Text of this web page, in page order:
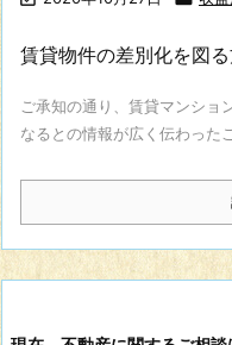
賃貸物件の差別化を図
ご承知の通り、賃貸マンショ
なるとの情報が広く伝わった